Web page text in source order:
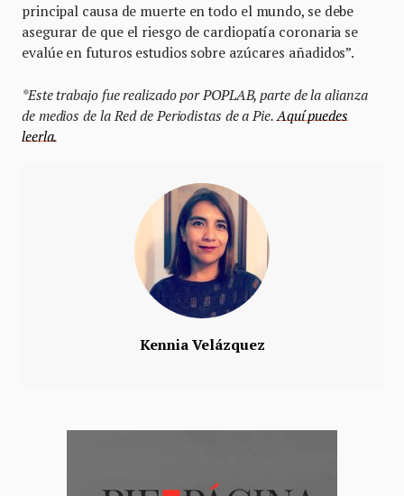
principal causa de muerte en todo el mundo, se debe
asegurar de que el riesgo de cardiopatía coronaria se
evalúe en futuros estudios sobre azúcares añadidos”.
*Este trabajo fue realizado por POPLAB, parte de la alianza
de medios de la Red de Periodistas de a Pie. Aquí puedes
leerla.
Kennia Velázquez